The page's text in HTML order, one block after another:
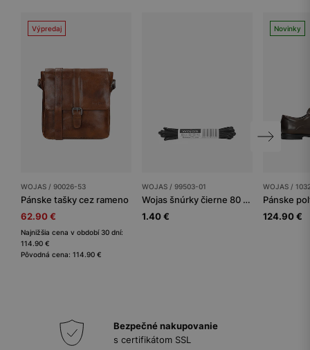
Výpredaj
WOJAS / 90026-53
Pánske tašky cez rameno
62.90 €
Najnižšia cena v období 30 dní:
114.90 €
Pôvodná cena: 114.90 €
WOJAS / 99503-01
Wojas šnúrky čierne 80 cm
1.40 €
Novinky
WOJAS /
Pánske
124.90 €
Bezpečné nakupovanie
s certifikátom SSL